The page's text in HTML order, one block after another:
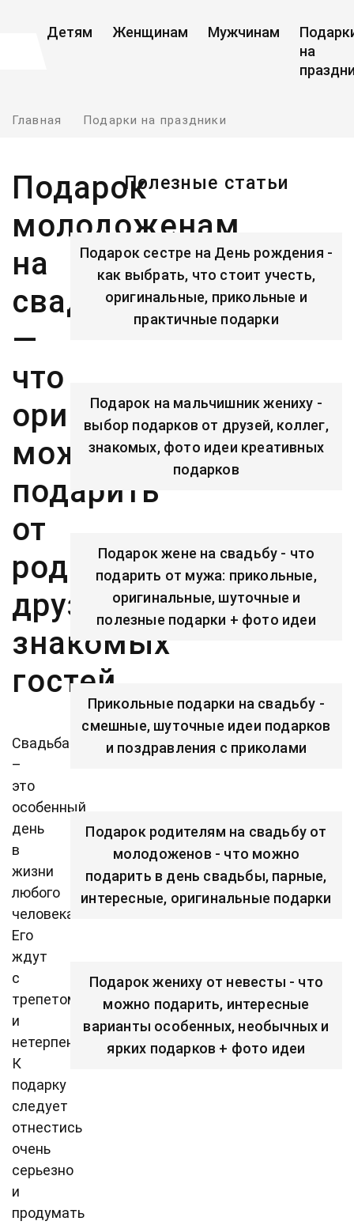
Детям Женщинам Мужчинам
на
Главная Подарки на праздники
Подарок
молодоженам
на
свадьбу
—
что
оригинальное
можно
подарить
от
родителей,
друзей,
знакомых
гостей
Свадьба
–
это
особенный
день
в
жизни
любого
человека.
Его
ждут
с
трепетом
и
нетерпением.
К
подарку
следует
отнестись
очень
серьезно
и
продумать
Полезные статьи
Подарок сестре на День рождения -
как выбрать, что стоит учесть,
оригинальные, прикольные и
практичные подарки
Подарок на мальчишник жениху -
выбор подарков от друзей, коллег,
знакомых, фото идеи креативных
подарков
Подарок жене на свадьбу - что
подарить от мужа: прикольные,
оригинальные, шуточные и
полезные подарки + фото идеи
Прикольные подарки на свадьбу -
смешные, шуточные идеи подарков
и поздравления с приколами
Подарок родителям на свадьбу от
молодоженов - что можно
подарить в день свадьбы, парные,
интересные, оригинальные подарки
Подарок жениху от невесты - что
можно подарить, интересные
варианты особенных, необычных и
ярких подарков + фото идеи